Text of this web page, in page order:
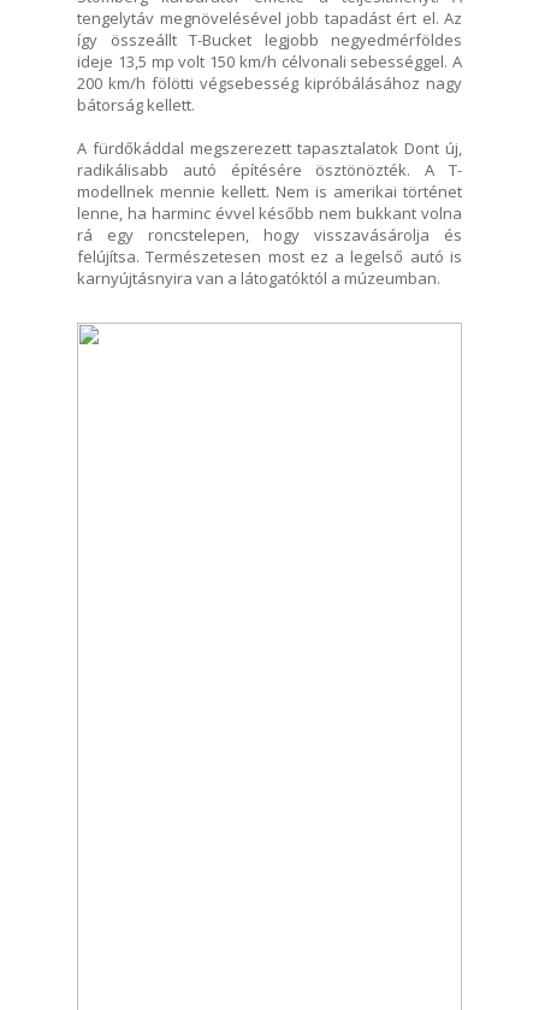
tengelytáv megnövelésével jobb tapadást ért el. Az
így összeállt T-Bucket legjobb negyedmérföldes
ideje 13,5 mp volt 150 km/h célvonali sebességgel. A
200 km/h fölötti végsebesség kipróbálásához nagy
bátorság kellett.
A fürdőkáddal megszerezett tapasztalatok Dont új,
radikálisabb autó építésére ösztönözték. A T-
modellnek mennie kellett. Nem is amerikai történet
lenne, ha harminc évvel később nem bukkant volna
rá egy roncstelepen, hogy visszavásárolja és
felújítsa. Természetesen most ez a legelső autó is
karnyújtásnyira van a látogatóktól a múzeumban.